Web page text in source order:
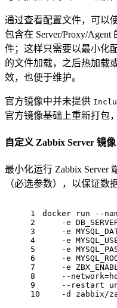
通过查看配置文件，可以
包含在 Server/Proxy/
件；这样只需要以最小化
的文件加载，之后热加载
效，也便于维护。
官方镜像中并未提供
官方镜像基础上重新打包
自定义 Zabbix Server 镜像
最小化运行 Zabbix Server
（必选参数），以保证数
1
2
3
4
5
6
7
8
9
10
docker run --
-e
-e
-e
-e
-e
-e
--
--restart
-d zabbix/